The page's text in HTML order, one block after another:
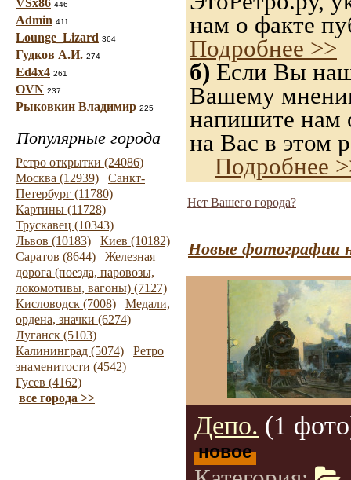
VSx86 446
Admin 411
Lounge_Lizard 364
Гудков А.И. 274
Ed4x4 261
OVN 237
Рыковкин Владимир 225
Популярные города
Ретро открытки (24086)
Москва (12939)
Санкт-
Петербург (11780)
Картины (11728)
Трускавец (10343)
Львов (10183)
Киев (10182)
Саратов (8644)
Железная
дорога (поезда, паровозы,
локомотивы, вагоны) (7127)
Кисловодск (7008)
Медали,
ордена, значки (6274)
Луганск (5103)
Калининград (5074)
Ретро
знаменитости (4542)
Гусев (4162)
все города >>
нам о факте
Подробнее >>
б) Если Вы
Вашему
напишите нам
на Вас в этом
Подробнее
Нет Вашего города?
Новые фотографии
Депо. (1
новое